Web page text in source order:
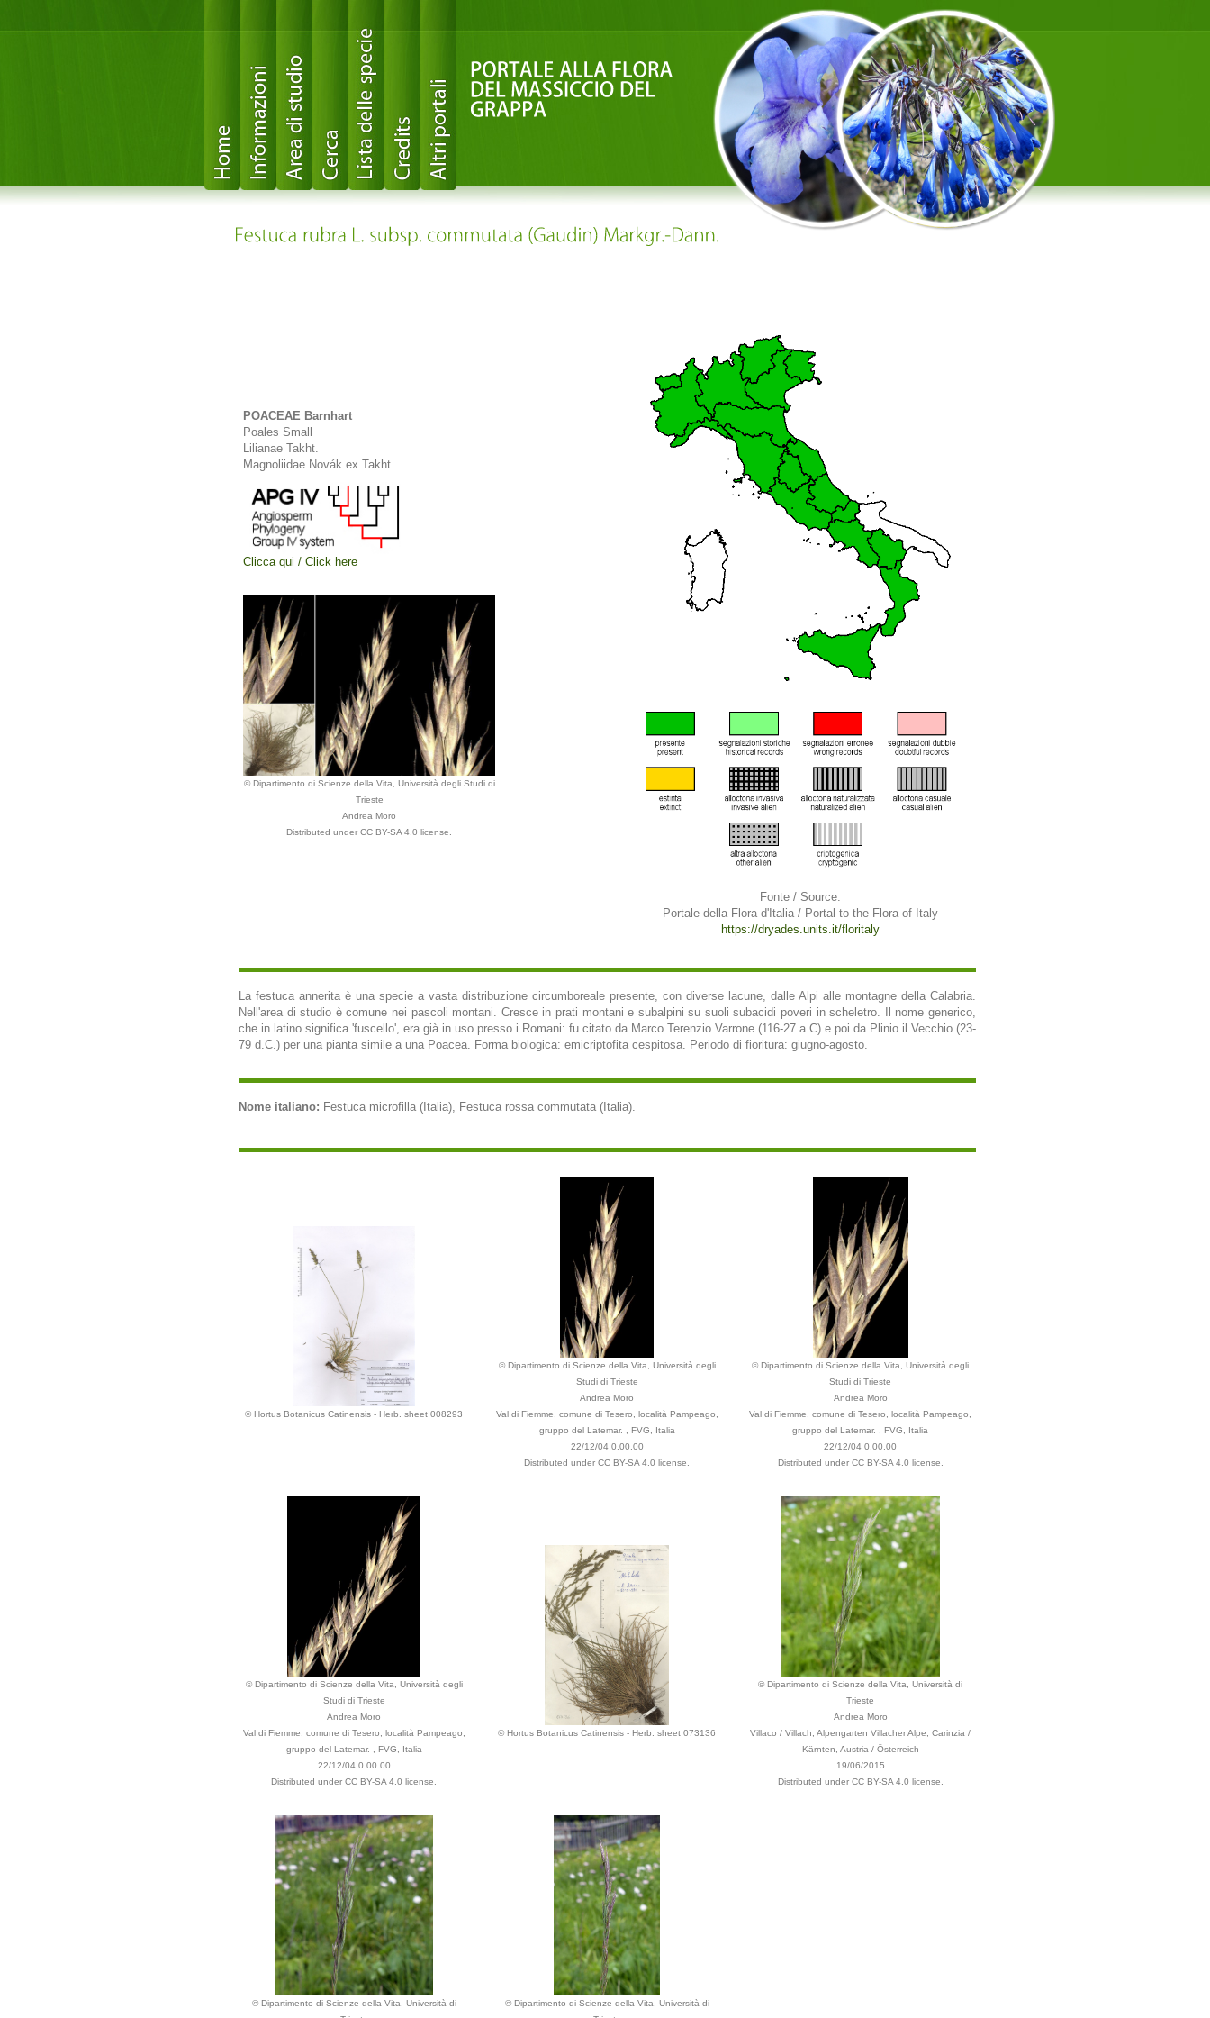
POACEAE Barnhart
Poales Small
Lilianae Takht.
Magnoliidae Novák ex Takht.
Clicca qui / Click here
© Dipartimento di Scienze della Vita, Università degli Studi di
Trieste
Andrea Moro
Distributed under CC BY-SA 4.0 license.
Fonte / Source:
Portale della Flora d'Italia / Portal to the Flora of Italy
https://dryades.units.it/floritaly
La festuca annerita è una specie a vasta distribuzione circumboreale presente, con diverse lacune, dalle Alpi alle montagne della Calabria.
Nell'area di studio è comune nei pascoli montani. Cresce in prati montani e subalpini su suoli subacidi poveri in scheletro. Il nome generico,
che in latino significa 'fuscello', era già in uso presso i Romani: fu citato da Marco Terenzio Varrone (116-27 a.C) e poi da Plinio il Vecchio (23-
79 d.C.) per una pianta simile a una Poacea. Forma biologica: emicriptofita cespitosa. Periodo di fioritura: giugno-agosto.
Nome italiano: Festuca microfilla (Italia), Festuca rossa commutata (Italia).
© Hortus Botanicus Catinensis - Herb. sheet 008293
© Dipartimento di Scienze della Vita, Università degli
Studi di Trieste
Andrea Moro
Val di Fiemme, comune di Tesero, località Pampeago,
gruppo del Latemar. , FVG, Italia
22/12/04 0.00.00
Distributed under CC BY-SA 4.0 license.
© Dipartimento di Scienze della Vita, Università degli
Studi di Trieste
Andrea Moro
Val di Fiemme, comune di Tesero, località Pampeago,
gruppo del Latemar. , FVG, Italia
22/12/04 0.00.00
Distributed under CC BY-SA 4.0 license.
© Dipartimento di Scienze della Vita, Università degli
Studi di Trieste
Andrea Moro
Val di Fiemme, comune di Tesero, località Pampeago,
gruppo del Latemar. , FVG, Italia
22/12/04 0.00.00
Distributed under CC BY-SA 4.0 license.
© Hortus Botanicus Catinensis - Herb. sheet 073136
© Dipartimento di Scienze della Vita, Università di
Trieste
Andrea Moro
Villaco / Villach, Alpengarten Villacher Alpe, Carinzia /
Kärnten, Austria / Österreich
19/06/2015
Distributed under CC BY-SA 4.0 license.
© Dipartimento di Scienze della Vita, Università di
© Dipartimento di Scienze della Vita, Università di